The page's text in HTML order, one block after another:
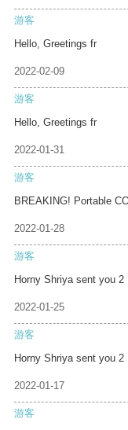
游客
Hello, Greetings fr
2022-02-09
游客
Hello, Greetings fr
2022-01-31
游客
BREAKING! Portable
2022-01-28
游客
Horny Shriya sent you 2
2022-01-25
游客
Horny Shriya sent you 2
2022-01-17
游客